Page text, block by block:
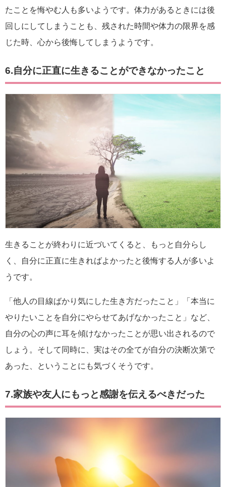
たことを悔やむ人も多いようです。体力があるときには後
回しにしてしまうことも、残された時間や体力の限界を感
じた時、心から後悔してしまうようです。
6.自分に正直に生きることができなかったこと
生きることが終わりに近づいてくると、もっと自分らし
く、自分に正直に生きればよかったと後悔する人が多いよ
うです。
「他人の目線ばかり気にした生き方だったこと」「本当に
やりたいことを自分にやらせてあげなかったこと」など、
自分の心の声に耳を傾けなかったことが思い出されるので
しょう。そして同時に、実はその全てが自分の決断次第で
あった、ということにも気づくそうです。
7.家族や友人にもっと感謝を伝えるべきだった